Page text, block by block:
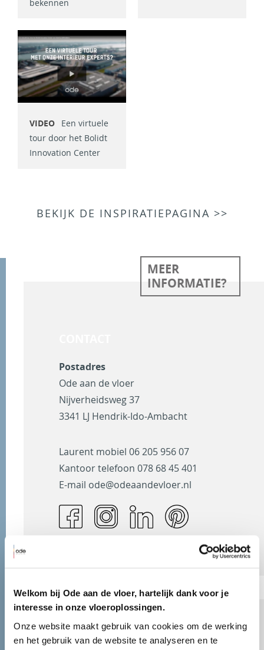
Welkom bij Ode aan de vloer, hartelijk dank voor je
interesse in onze vloeroplossingen.
Onze website maakt gebruik van cookies om de werking
en het gebruik van de website te analyseren en te
bekennen
VIDEO
Een virtuele
tour door het Bolidt
Innovation Center
BEKIJK DE INSPIRATIEPAGINA >>
MEER
INFORMATIE?
Postadres
Ode aan de vloer
Nijverheidsweg 37
3341 LJ Hendrik-Ido-Ambacht
Laurent mobiel 06 205 956 07
Kantoor telefoon 078 68 45 401
E-mail ode@odeaandevloer.nl